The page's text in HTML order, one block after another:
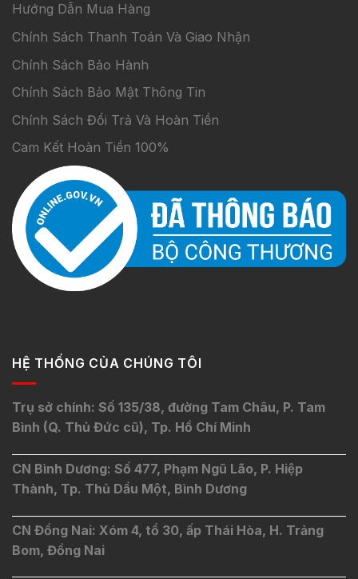
Hướng Dẫn Mua Hàng
Chính Sách Thanh Toán Và Giao Nhận
Chính Sách Bảo Hành
Chính Sách Bảo Mật Thông Tin
Chính Sách Đổi Trả Và Hoàn Tiền
Cam Kết Hoàn Tiền 100%
HỆ THỐNG CỦA CHÚNG TÔI
Trụ sở chính: Số 135/38, đường Tam Châu, P. Tam
Bình (Q. Thủ Đức cũ), Tp. Hồ Chí Minh
CN Bình Dương: Số 477, Phạm Ngũ Lão, P. Hiệp
Thành, Tp. Thủ Dầu Một, Bình Dương
CN Đồng Nai: Xóm 4, tổ 30, ấp Thái Hòa, H. Trảng
Bom, Đồng Nai